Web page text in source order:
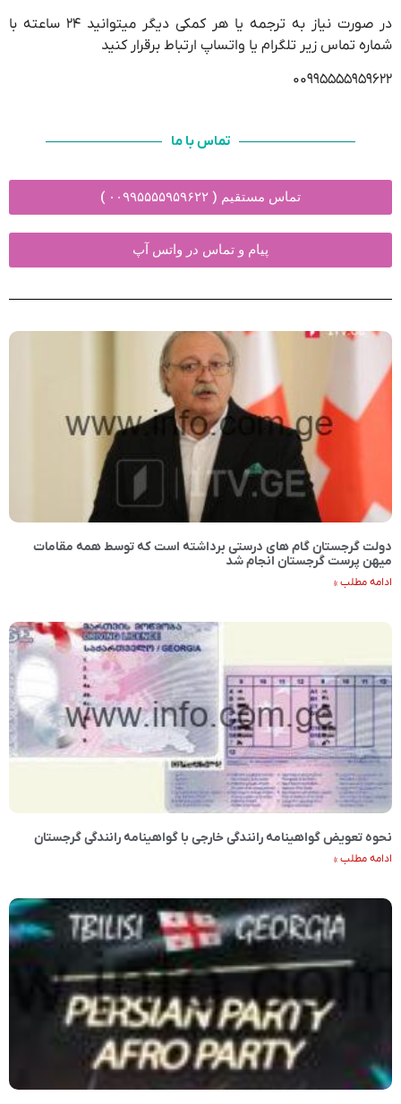
در صورت نیاز به ترجمه یا هر کمکی دیگر میتوانید ۲۴ ساعته با
شماره تماس زیر تلگرام یا واتساپ ارتباط برقرار کنید
۰۰۹۹۵۵۵۵۹۵۹۶۲۲
تماس با ما
تماس مستقیم ( ۰۰۹۹۵۵۵۵۹۵۹۶۲۲ )
پیام و تماس در واتس آپ
دولت گرجستان گام های درستی برداشته است که توسط همه مقامات
میهن پرست گرجستان انجام شد
ادامه مطلب »
نحوه تعویض گواهینامه رانندگی خارجی با گواهینامه رانندگی گرجستان
ادامه مطلب »